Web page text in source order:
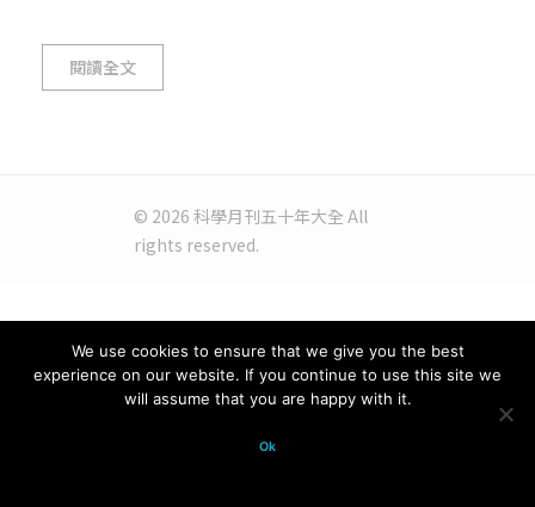
閱讀全文
© 2026 科學月刊五十年大全 All
rights reserved.
We use cookies to ensure that we give you the best
experience on our website. If you continue to use this site we
will assume that you are happy with it.
Ok